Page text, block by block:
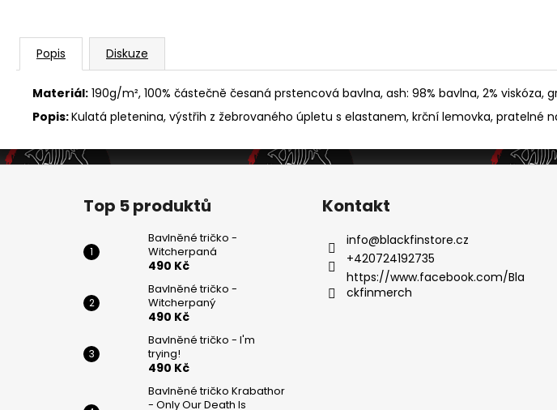
Popis Diskuze
Materiál: 190g/m², 100% částečně česaná prstencová bavlna, ash: 98% bavlna, 2% viskóza,
Popis:Kulatá pletenina, výstřih z žebrovaného úpletu s elastanem, krční lemovka, pratelné
Z
Top 5 produktů
Bavlněné tričko -
Witcherpaná
490 Kč
Bavlněné tričko -
Witcherpaný
490 Kč
Bavlněné tričko - I'm
trying!
490 Kč
Bavlněné tričko Krabathor
- Only Our Death Is
Kontakt
info@blackfinstore.cz
+420724192735
https://www.facebook.com/Bla
ckfinmerch